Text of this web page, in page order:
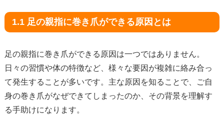
1.1 足の親指に巻き爪ができる原因とは
足の親指に巻き爪ができる原因は一つではありません。
日々の習慣や体の特徴など、様々な要因が複雑に絡み合っ
て発生することが多いです。主な原因を知ることで、ご自
身の巻き爪がなぜできてしまったのか、その背景を理解す
る手助けになります。